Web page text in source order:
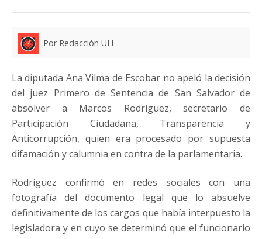
Por Redacción UH
La diputada Ana Vilma de Escobar no apeló la decisión
del juez Primero de Sentencia de San Salvador de
absolver a Marcos Rodríguez, secretario de
Participación Ciudadana, Transparencia y
Anticorrupción, quien era procesado por supuesta
difamación y calumnia en contra de la parlamentaria.
Rodríguez confirmó en redes sociales con una
fotografía del documento legal que lo absuelve
definitivamente de los cargos que había interpuesto la
legisladora y en cuyo se determinó que el funcionario